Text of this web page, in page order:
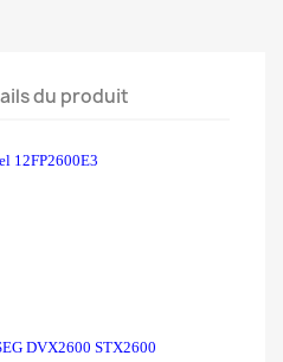
du produit
12FP2600E3
DVX2600 STX2600